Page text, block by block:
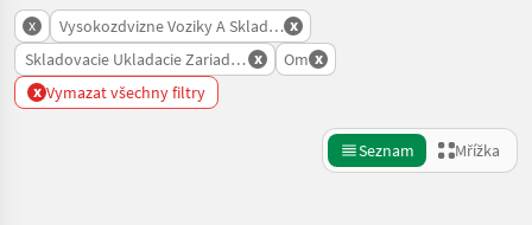
x Vysokozdvizne Voziky A Skladova Technika
x
Skladovacie Ukladacie Zariadeniax Om x
x Vymazat všechny filtry
Seznam Mřížka